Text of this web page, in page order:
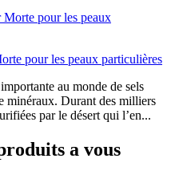
pour les peaux particulières
au monde de sels
minéraux. Durant des milliers
par le désert qui l’en...
a vous